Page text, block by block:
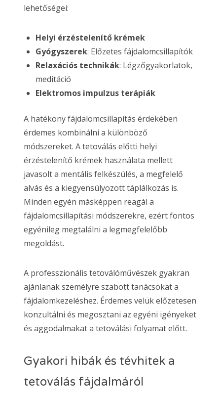
lehetőségei:
Helyi érzéstelenítő krémek
Gyógyszerek: Előzetes fájdalomcsillapítók
Relaxációs technikák: Légzőgyakorlatok,
meditáció
Elektromos impulzus terápiák
A hatékony fájdalomcsillapítás érdekében
érdemes kombinálni a különböző
módszereket. A tetoválás előtti helyi
érzéstelenítő krémek használata mellett
javasolt a mentális felkészülés, a megfelelő
alvás és a kiegyensúlyozott táplálkozás is.
Minden egyén másképpen reagál a
fájdalomcsillapítási módszerekre, ezért fontos
egyénileg megtalálni a legmegfelelőbb
megoldást.
A professzionális tetoválóművészek gyakran
ajánlanak személyre szabott tanácsokat a
fájdalomkezeléshez. Érdemes velük előzetesen
konzultálni és megosztani az egyéni igényeket
és aggodalmakat a tetoválási folyamat előtt.
Gyakori hibák és tévhitek a
tetoválás fájdalmáról